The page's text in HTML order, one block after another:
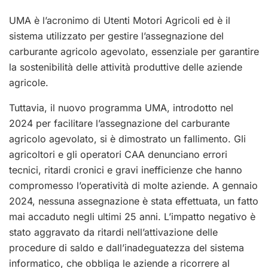
UMA è l’acronimo di Utenti Motori Agricoli ed è il
sistema utilizzato per gestire l’assegnazione del
carburante agricolo agevolato, essenziale per garantire
la sostenibilità delle attività produttive delle aziende
agricole.
Tuttavia, il nuovo programma UMA, introdotto nel
2024 per facilitare l’assegnazione del carburante
agricolo agevolato, si è dimostrato un fallimento. Gli
agricoltori e gli operatori CAA denunciano errori
tecnici, ritardi cronici e gravi inefficienze che hanno
compromesso l’operatività di molte aziende. A gennaio
2024, nessuna assegnazione è stata effettuata, un fatto
mai accaduto negli ultimi 25 anni. L’impatto negativo è
stato aggravato da ritardi nell’attivazione delle
procedure di saldo e dall’inadeguatezza del sistema
informatico, che obbliga le aziende a ricorrere al